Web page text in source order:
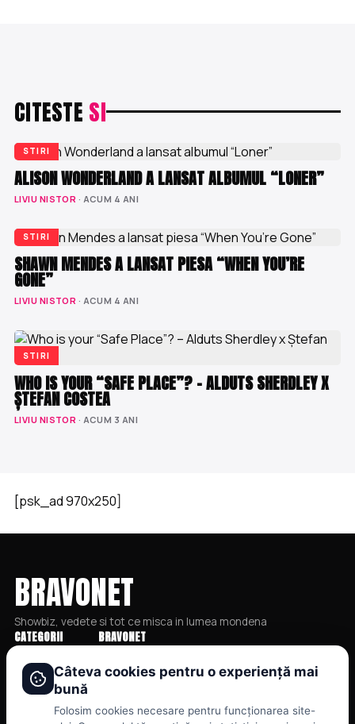
CITESTE SI
STIRI
ALISON WONDERLAND A LANSAT ALBUMUL “LONER”
LIVIU NISTOR · ACUM 4 ANI
STIRI
SHAWN MENDES A LANSAT PIESA “WHEN YOU’RE
GONE”
LIVIU NISTOR · ACUM 4 ANI
STIRI
WHO IS YOUR “SAFE PLACE”? – ALDUTS SHERDLEY X
ȘTEFAN COSTEA
LIVIU NISTOR · ACUM 3 ANI
[psk_ad 970x250]
BRAVONET
Showbiz, vedete si tot ce misca in lumea mondena
CATEGORII
Stiri
Showbiz
Publicitate
BRAVONET
Cookies
Politica De Confidentialitate
Câteva cookies pentru o experiență mai
bună
Folosim cookies necesare pentru funcționarea site-